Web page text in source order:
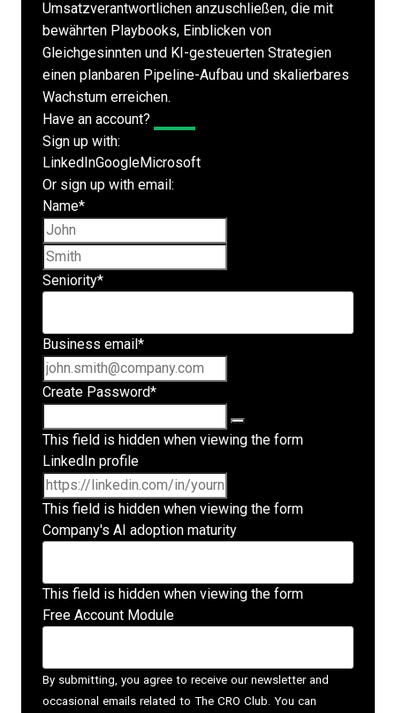
Umsatzverantwortlichen anzuschließen, die mit
bewährten Playbooks, Einblicken von
Gleichgesinnten und KI-gesteuerten Strategien
einen planbaren Pipeline-Aufbau und skalierbares
Wachstum erreichen.
Have an account?
Sign up with:
LinkedInGoogleMicrosoft
Or sign up with email:
Name*
Seniority*
Business email *
Create Password*
This field is hidden when viewing the form
LinkedIn profile
This field is hidden when viewing the form
Company's AI adoption maturity
This field is hidden when viewing the form
Free Account Module
By submitting, you agree to receive our newsletter and
occasional emails related to The CRO Club. You can